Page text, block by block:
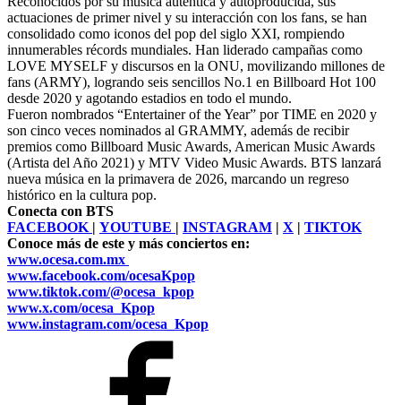
actuaciones de primer nivel y su interacción con los fans, se han
consolidado como iconos del pop del siglo XXI, rompiendo
innumerables récords mundiales. Han liderado campañas como
LOVE MYSELF y discursos en la ONU, movilizando millones de
fans (ARMY), logrando seis sencillos No.1 en Billboard Hot 100
desde 2020 y agotando estadios en todo el mundo.
Fueron nombrados “Entertainer of the Year” por TIME en 2020 y
son cinco veces nominados al GRAMMY, además de recibir
premios como Billboard Music Awards, American Music Awards
(Artista del Año 2021) y MTV Video Music Awards. BTS lanzará
nueva música en la primavera de 2026, marcando un regreso
histórico en la cultura pop.
Conecta con BTS
FACEBOOK | YOUTUBE | INSTAGRAM | X | TIKTOK
Conoce más de este y más conciertos en:
www.ocesa.com.mx
www.facebook.com/ocesaKpop
www.tiktok.com/@ocesa_kpop
www.x.com/ocesa_Kpop
www.instagram.com/ocesa_Kpop